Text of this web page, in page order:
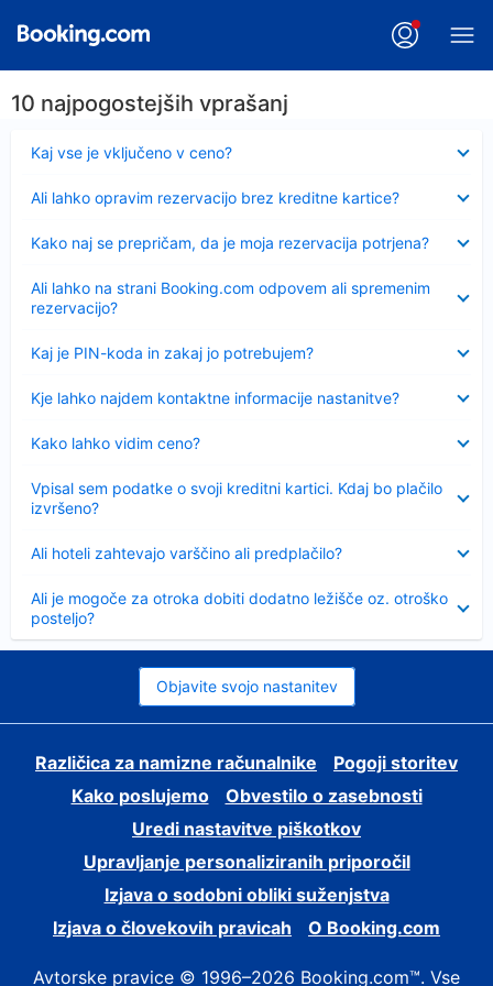
10 najpogostejših vprašanj
Kaj vse je vključeno v ceno?
Ali lahko opravim rezervacijo brez kreditne kartice?
Kako naj se prepričam, da je moja rezervacija potrjena?
Ali lahko na strani Booking.com odpovem ali spremenim
rezervacijo?
Kaj je PIN-koda in zakaj jo potrebujem?
Kje lahko najdem kontaktne informacije nastanitve?
Kako lahko vidim ceno?
Vpisal sem podatke o svoji kreditni kartici. Kdaj bo plačilo
izvršeno?
Ali hoteli zahtevajo varščino ali predplačilo?
Ali je mogoče za otroka dobiti dodatno ležišče oz. otroško
posteljo?
Objavite svojo nastanitev
Različica za namizne računalnike
Pogoji storitev
Kako poslujemo
Obvestilo o zasebnosti
Uredi nastavitve piškotkov
Upravljanje personaliziranih priporočil
Izjava o sodobni obliki suženjstva
Izjava o človekovih pravicah
O Booking.com
Avtorske pravice © 1996–2026 Booking.com™. Vse